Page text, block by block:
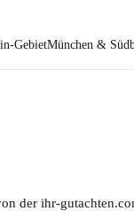
GebietMünchen &
der ihr-